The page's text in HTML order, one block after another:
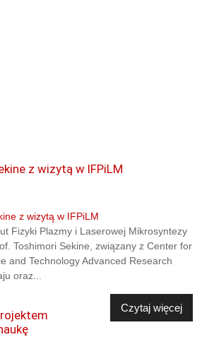
z wizytą w IFPiLM
Fizyki Plazmy i Laserowej Mikrosyntezy
Toshimori Sekine, związany z Center for
and Technology Advanced Research
oraz...
Czytaj więcej